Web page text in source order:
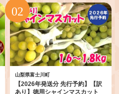
山梨県富士川町
【2026年発送分 先行予約】【訳
あり】徳用シャインマスカット